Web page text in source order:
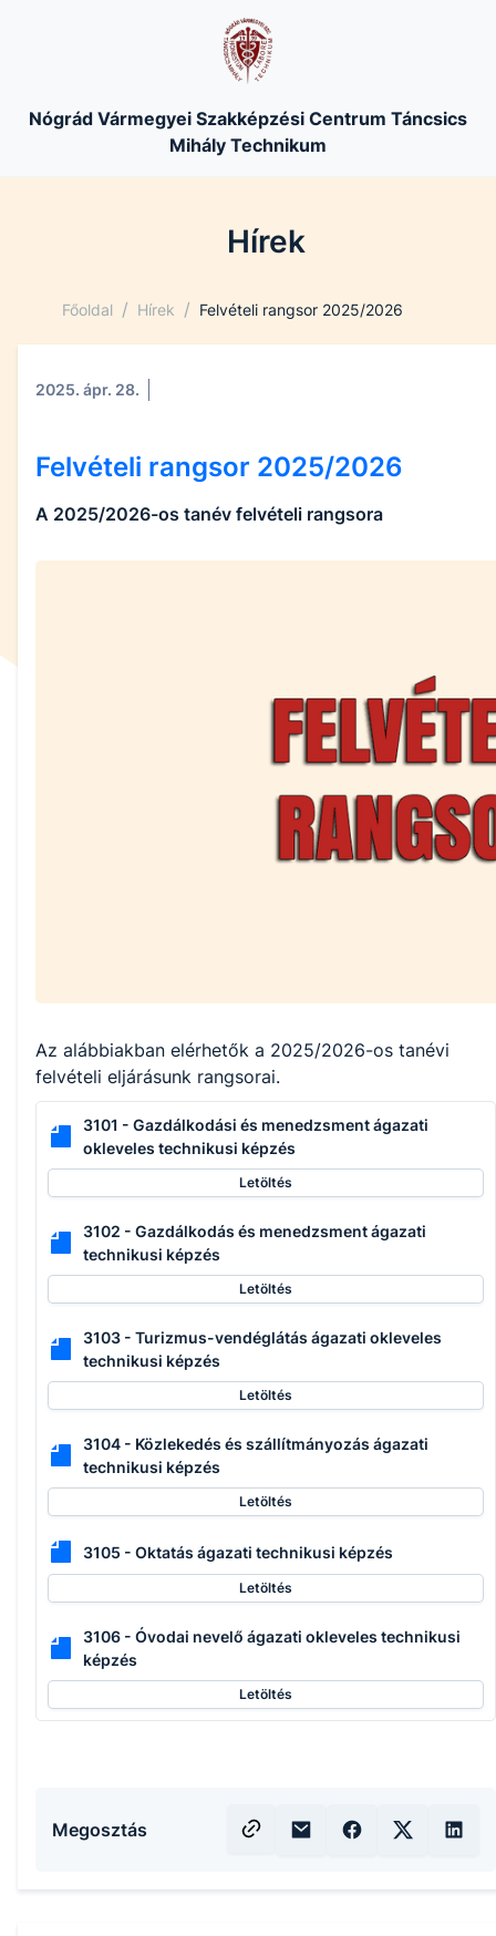
Nógrád Vármegyei Szakképzési Centrum Táncsics
Mihály Technikum
Hírek
Főoldal / Hírek / Felvételi rangsor 2025/2026
2025. ápr. 28.
Felvételi rangsor 2025/2026
A 2025/2026-os tanév felvételi rangsora
Az alábbiakban elérhetők a 2025/2026-os tanévi
felvételi eljárásunk rangsorai.
3101 - Gazdálkodási és menedzsment ágazati
okleveles technikusi képzés
Letöltés
3102 - Gazdálkodás és menedzsment ágazati
technikusi képzés
Letöltés
3103 - Turizmus-vendéglátás ágazati okleveles
technikusi képzés
Letöltés
3104 - Közlekedés és szállítmányozás ágazati
technikusi képzés
Letöltés
3105 - Oktatás ágazati technikusi képzés
Letöltés
3106 - Óvodai nevelő ágazati okleveles technikusi
képzés
Letöltés
Megosztás